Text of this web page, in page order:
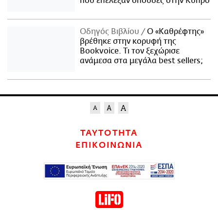
Οδηγός Βιβλίου
Ο «Καθρέφτης»
βρέθηκε στην κορυφή της
Bookvoice. Τι τον ξεχώρισε
ανάμεσα στα μεγάλα best sellers;
ΤΑΥΤΟΤΗΤΑ
ΕΠΙΚΟΙΝΩΝΙΑ